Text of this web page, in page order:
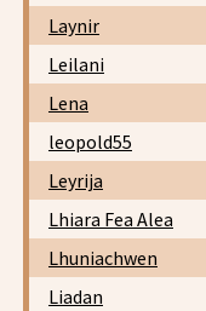
Laynir
Leilani
Lena
leopold55
Leyrija
Lhiara Fea Alea
Lhuniachwen
Liadan